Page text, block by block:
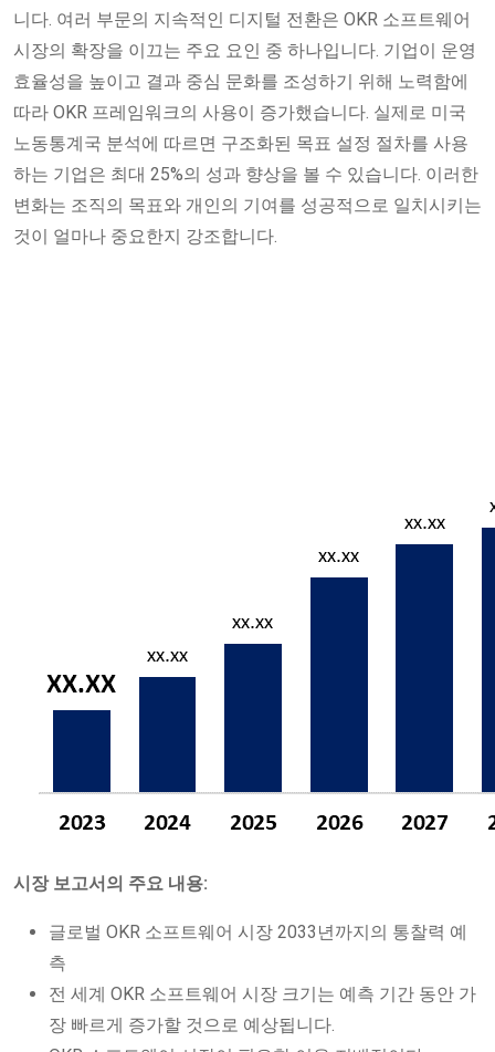
니다. 여러 부문의 지속적인 디지털 전환은 OKR 소프트웨어
시장의 확장을 이끄는 주요 요인 중 하나입니다. 기업이 운영
효율성을 높이고 결과 중심 문화를 조성하기 위해 노력함에
따라 OKR 프레임워크의 사용이 증가했습니다. 실제로 미국
노동통계국 분석에 따르면 구조화된 목표 설정 절차를 사용
하는 기업은 최대 25%의 성과 향상을 볼 수 있습니다. 이러한
변화는 조직의 목표와 개인의 기여를 성공적으로 일치시키는
것이 얼마나 중요한지 강조합니다.
시장 보고서의 주요 내용:
글로벌 OKR 소프트웨어 시장 2033년까지의 통찰력 예
측
전 세계 OKR 소프트웨어 시장 크기는 예측 기간 동안 가
장 빠르게 증가할 것으로 예상됩니다.